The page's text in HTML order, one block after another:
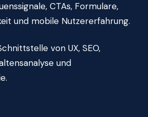
CTAs, Formulare,
und mobile Nutzererfahrung.
von UX, SEO,
und